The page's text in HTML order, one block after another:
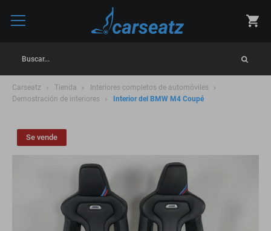
Buscar...
Carseatz Tienda
Interiores completos de automóviles
Demostración de interiores
Interior del BMW M4 Coupé
Se vende